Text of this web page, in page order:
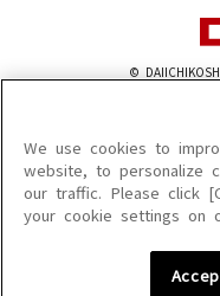
©
このサイトに掲載されている一切
を問わず、著作権法の定める範囲
を禁じます。
楽曲及びコンテンツは、機種によ
楽曲及びコンテンツの配信日、配
We use cookies to
website, to personalize
our traffic. Please click
your cookie settings on